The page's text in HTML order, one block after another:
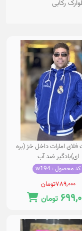
رکابی
امارات داخل خز (بره
ای)بادگیر ضد آب
کد محصول : w194
۷۸۹,۰۰۰تومان
تومان